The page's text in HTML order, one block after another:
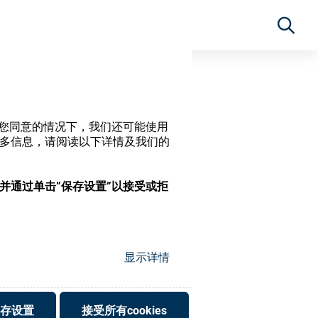
同意的情况下，我们还可能使用
信息，请阅读以下详情及我们的
通过单击”保存设置”以接受或拒
显示详情
设置 接受所有cookies